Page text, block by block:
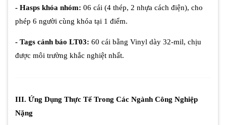
- Hasps khóa nhóm: 06 cái (4 thép, 2 nhựa cách điện), cho
phép 6 người cùng khóa tại 1 điểm.
- Tags cảnh báo LT03: 60 cái bằng Vinyl dày 32-mil, chịu
được môi trường khắc nghiệt nhất.
III. Ứng Dụng Thực Tế Trong Các Ngành Công Nghiệp
Nặng